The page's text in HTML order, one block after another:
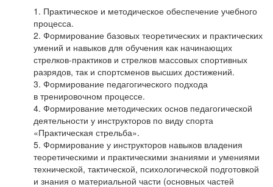
Практическое и методическое обеспечение учебного
процесса.
Формирование базовых теоретических и практических
умений и навыков для обучения как начинающих
стрелков-практиков и стрелков массовых спортивных
разрядов, так и спортсменов высших достижений.
Формирование педагогического подхода
в тренировочном процессе.
Формирование методических основ педагогической
деятельности у инструкторов по виду спорта
«Практическая стрельба».
Формирование у инструкторов навыков владения
теоретическими и практическими знаниями и умениями
технической, тактической, психологической подготовкой
и знания о материальной части (основных частей